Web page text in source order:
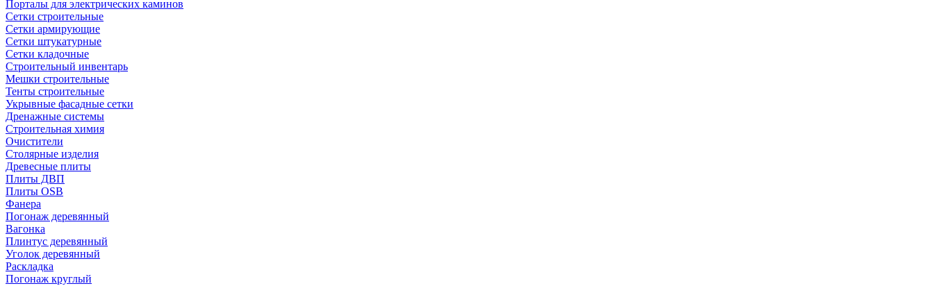
Порталы для электрических каминов
Сетки строительные
Сетки армирующие
Сетки штукатурные
Сетки кладочные
Строительный инвентарь
Мешки строительные
Тенты строительные
Укрывные фасадные сетки
Дренажные системы
Строительная химия
Очистители
Столярные изделия
Древесные плиты
Плиты ДВП
Плиты OSB
Фанера
Погонаж деревянный
Вагонка
Плинтус деревянный
Уголок деревянный
Раскладка
Погонаж круглый